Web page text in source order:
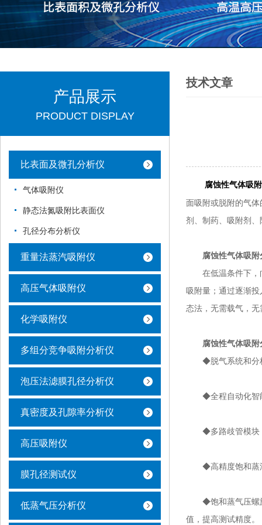
产品展示
PRODUCT DISPLAY
比表面及微孔分析仪
气体吸附仪
静态法氮吸附比表面仪
孔径分布分析仪
重量法蒸汽吸附仪
高压气体吸附仪
化学吸附仪
多组分竞争吸附分析仪
泡压法滤膜孔径分析仪
真密度及孔隙率分析仪
高压吸附仪
膜孔径测试仪
低蒸气压分析仪
技术文章
腐蚀性气体吸
面吸附或脱附的气
剂、制药、吸附剂
腐蚀性气体吸附
在低温条件下，向
吸附量；通过逐渐
态法，无需载气，
腐蚀性气体吸附
◆脱气系统和分析
◆全程自动化智能
◆多路歧管模块，
◆高精度饱和蒸
◆饱和蒸气压螺旋
值，提高测试精度。